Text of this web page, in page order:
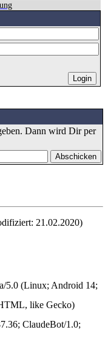
Dann wird Dir per
21.02.2020)
(Linux; Android 14;
like Gecko)
ClaudeBot/1.0;